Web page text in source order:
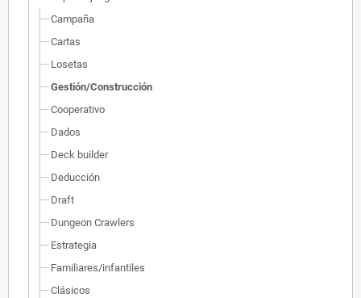
Campaña
Cartas
Losetas
Gestión/Construcción
Cooperativo
Dados
Deck builder
Deducción
Draft
Dungeon Crawlers
Estrategia
Familiares/infantiles
Clásicos